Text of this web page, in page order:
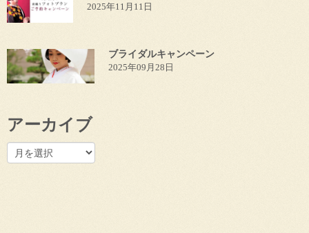
2025年11月11日
ブライダルキャンペーン
2025年09月28日
アーカイブ